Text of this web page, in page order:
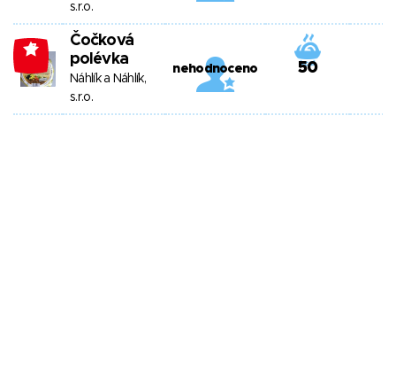
s.r.o.
-7
Čočková
polévka
Náhlík a Náhlík,
s.r.o.
nehodnoceno 50